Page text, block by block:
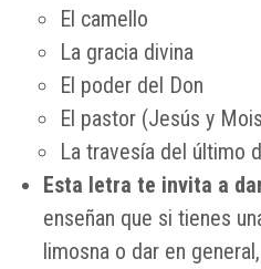
El camello
La gracia divina
El poder del Don
El pastor (Jesús y
La travesía del último
Esta letra te invita a
enseñan que si tienes
limosna o dar en